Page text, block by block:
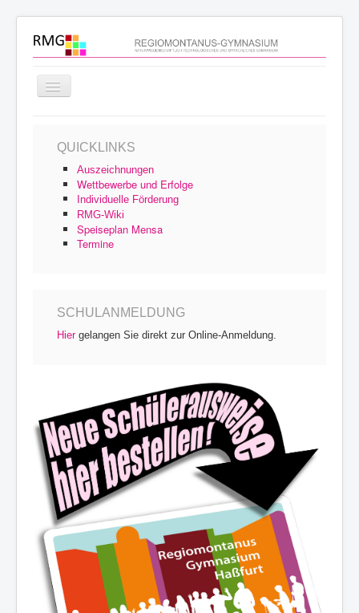
Navigation
an/aus
Schulprofil
Schulfamilie
Unterricht
Schulleben
Die Schulfamilie wünscht allen
schöne und erholsame
Sommerferien!
Ferienöffnungszeiten des Sekretariats:
03.-14.08.2026:8.00-12.30 Uhr
19.08./26.08./02.09.2026:
10.00-12.00 Uhr
07.-11.09.2026:8.00-12.30 Uhr
QUICKLINKS
Auszeichnungen
Wettbewerbe und Erfolge
Individuelle Förderung
RMG-Wiki
Speiseplan Mensa
Termine
SCHULANMELDUNG
Hiergelangen Sie direkt zur Online-Anmeldung.